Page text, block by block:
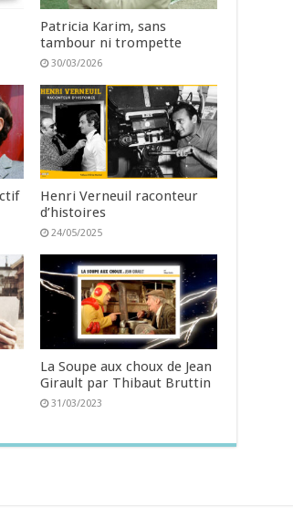
Patricia Karim, sans
tambour ni trompette
30/03/2026
Henri Verneuil raconteur
d’histoires
24/05/2025
La Soupe aux choux de Jean
Girault par Thibaut Bruttin
31/03/2023